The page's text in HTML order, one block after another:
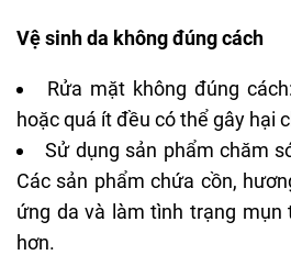
Vệ sinh da không đúng cách
Rửa mặt không đúng
hoặc quá ít đều có thể gây hại
Sử dụng sản phẩm chăm
Các sản phẩm chứa cồn,
ứng da và làm tình trạng mụn
hơn.